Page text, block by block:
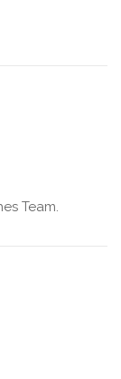
Team.